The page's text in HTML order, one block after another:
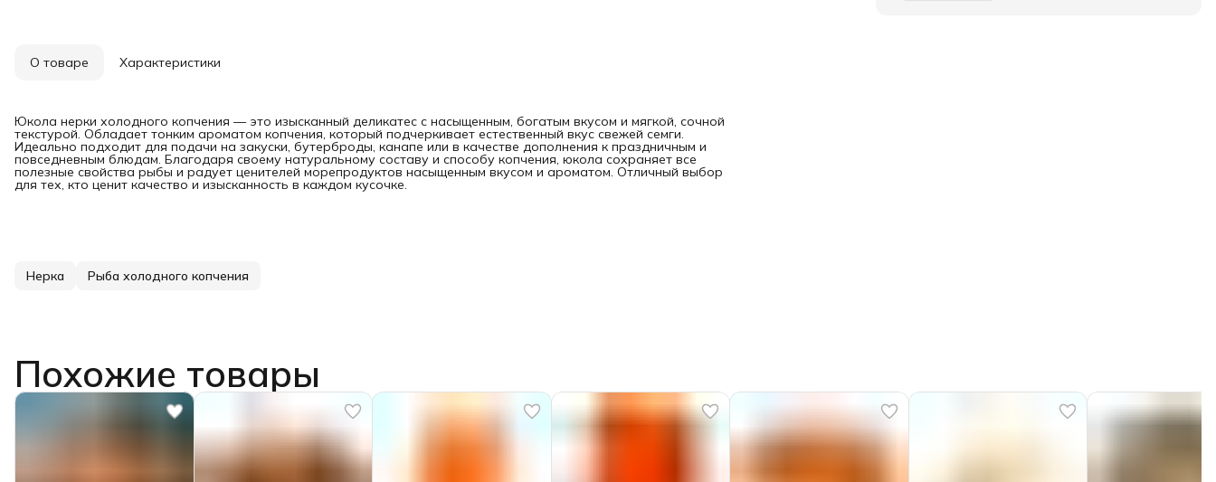
О товаре Характеристики
Юкола нерки холодного копчения — это изысканный деликатес с насыщенным, богатым вкусом и мягкой, сочной
текстурой. Обладает тонким ароматом копчения, который подчеркивает естественный вкус свежей семги.
Идеально подходит для подачи на закуски, бутерброды, канапе или в качестве дополнения к праздничным и
повседневным блюдам. Благодаря своему натуральному составу и способу копчения, юкола сохраняет все
полезные свойства рыбы и радует ценителей морепродуктов насыщенным вкусом и ароматом. Отличный выбор
для тех, кто ценит качество и изысканность в каждом кусочке.
Нерка Рыба холодного копчения
Похожие товары